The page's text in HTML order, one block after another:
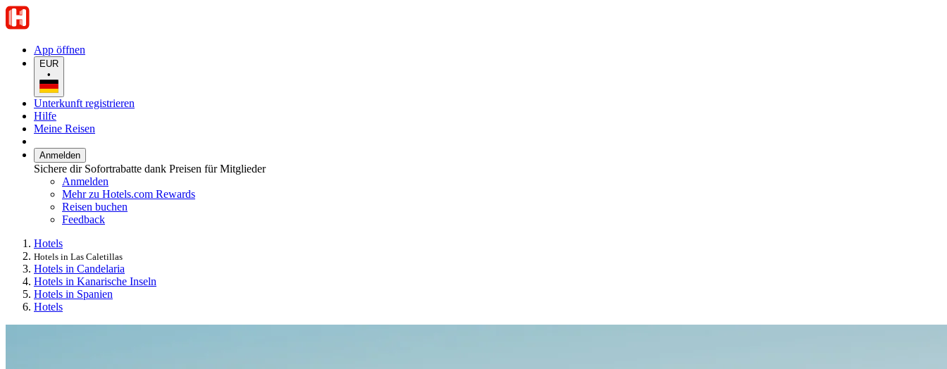
App öffnen
EUR
•
Unterkunft registrieren
Hilfe
Meine Reisen
Anmelden
Sichere dir Sofortrabatte dank Preisen für Mitglieder
Anmelden
Mehr zu Hotels.com Rewards
Reisen buchen
Feedback
Hotels
Hotels in Las Caletillas
Hotels in Candelaria
Hotels in Kanarische Inseln
Hotels in Spanien
Hotels